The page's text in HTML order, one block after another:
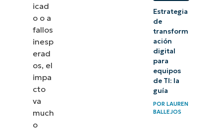
icad
o o a
fallos
inesp
erad
os, el
impa
cto
va
much
o
Estrategia
de
transform
ación
digital
para
equipos
de TI: la
guía
PORLAUREN
BALLEJOS